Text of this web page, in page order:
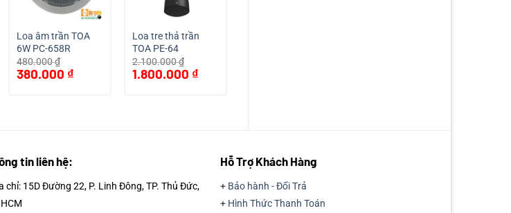
Loa âm trần TOA
6W PC-658R
480.000₫
Giá
gốc
380.000 ₫Giá
hiện
Loa tre thả trần
TOA PE-64
2.100.000₫
Giá
gốc
1.800.000 ₫Giá
hiện
tin liên hệ:
chỉ: 15D Đường 22, P. Linh Đông, TP. Thủ Đức,
Hỗ Trợ Khách Hàng
+ Bảo hành - Đổi Trả
+ Hình Thức Thanh Toán